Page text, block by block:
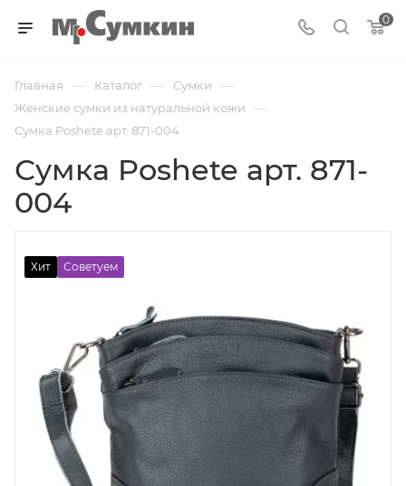
0
Главная — Каталог — Cумки —
Женские сумки из натуральной кожи —
Сумка Poshete арт. 871-004
Сумка Poshete арт. 871-
004
Хит Советуем